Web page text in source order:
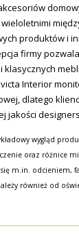
produktów i
firmy
Interior
dlatego
jakości
wygląd
oraz różnice
m.in. odcieniem,
również od